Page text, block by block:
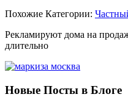
Похожие Категории:
Рекламируют дома на
длительно
Новые Посты в Блоге